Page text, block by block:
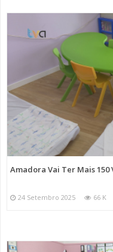
Amadora Vai Ter Mais 150
24 Setembro 2025 66 K